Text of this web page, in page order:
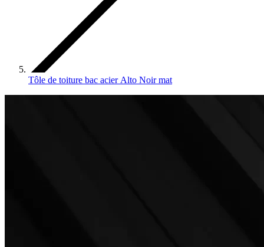
Tôle de toiture bac acier Alto Noir mat